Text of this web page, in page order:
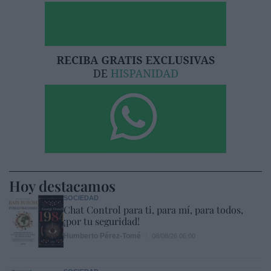
Hoy destacamos
SOCIEDAD
Chat Control para ti, para mí, para todos,
¡por tu seguridad!